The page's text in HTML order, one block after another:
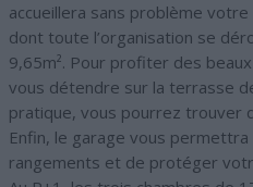
accueillera sans problème
dont toute l’organisation se
9,65m². Pour profiter des
vous détendre sur la terrasse
pratique, vous pourrez trouver
Enfin, le garage vous
rangements et de protéger